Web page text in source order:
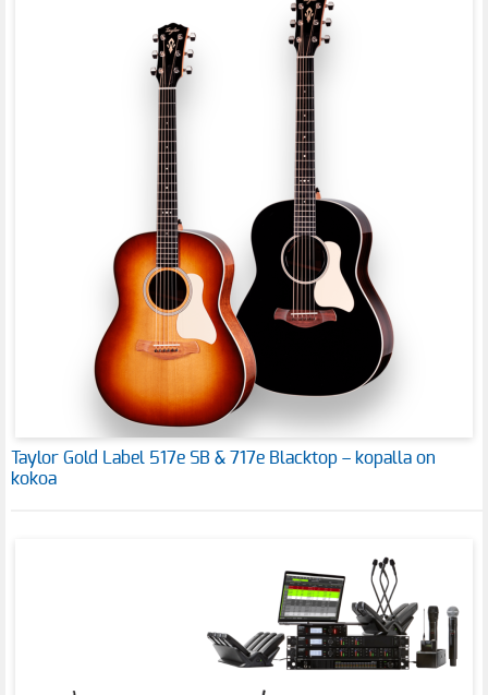
Taylor Gold Label 517e SB & 717e Blacktop – kopalla on
kokoa